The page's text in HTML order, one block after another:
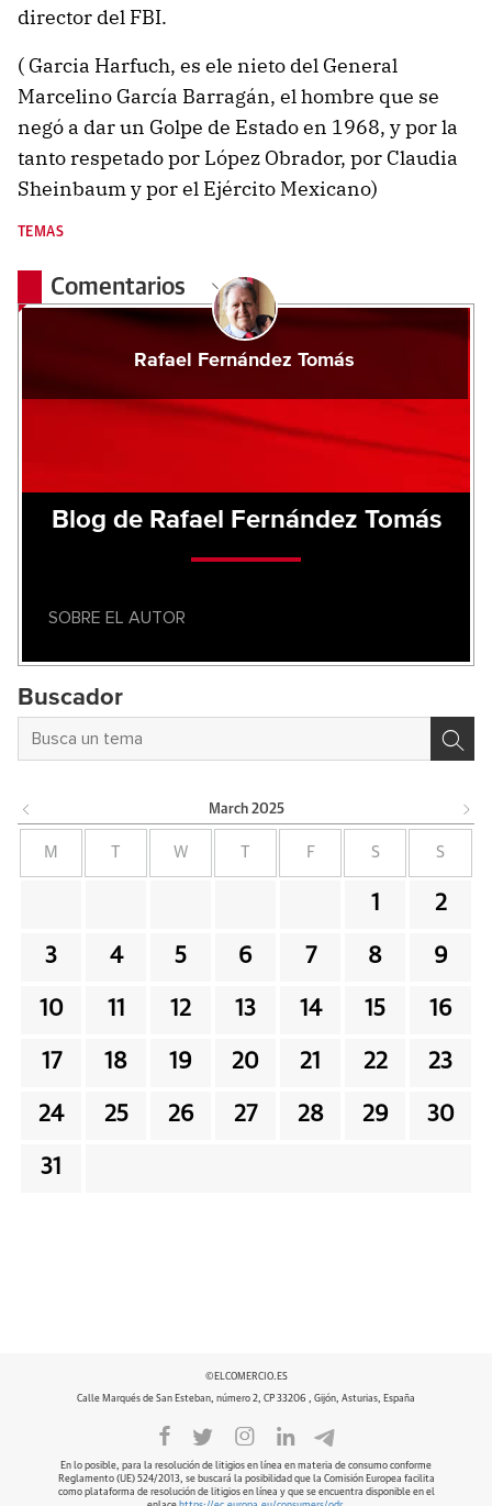
director del FBI.
( Garcia Harfuch, es ele nieto del General
Marcelino García Barragán, el hombre que se
negó a dar un Golpe de Estado en 1968, y por la
tanto respetado por López Obrador, por Claudia
Sheinbaum y por el Ejército Mexicano)
TEMAS
Comentarios
Rafael Fernández Tomás
Blog de Rafael Fernández Tomás
SOBRE EL AUTOR
Buscador
March 2025
M W F S S
1 2
3 4 5 6 7 8 9
10 11 12 13 14 15 16
17 18 19 20 21 22 23
24 25 26 27 28 29 30
31
©ELCOMERCIO.ES
Calle Marqués de San Esteban, número 2, CP 33206 , Gijón, Asturias, España
En lo posible, para la resolución de litigios en línea en materia de consumo conforme
Reglamento (UE) 524/2013, se buscará la posibilidad que la Comisión Europea facilita
como plataforma de resolución de litigios en línea y que se encuentra disponible en el